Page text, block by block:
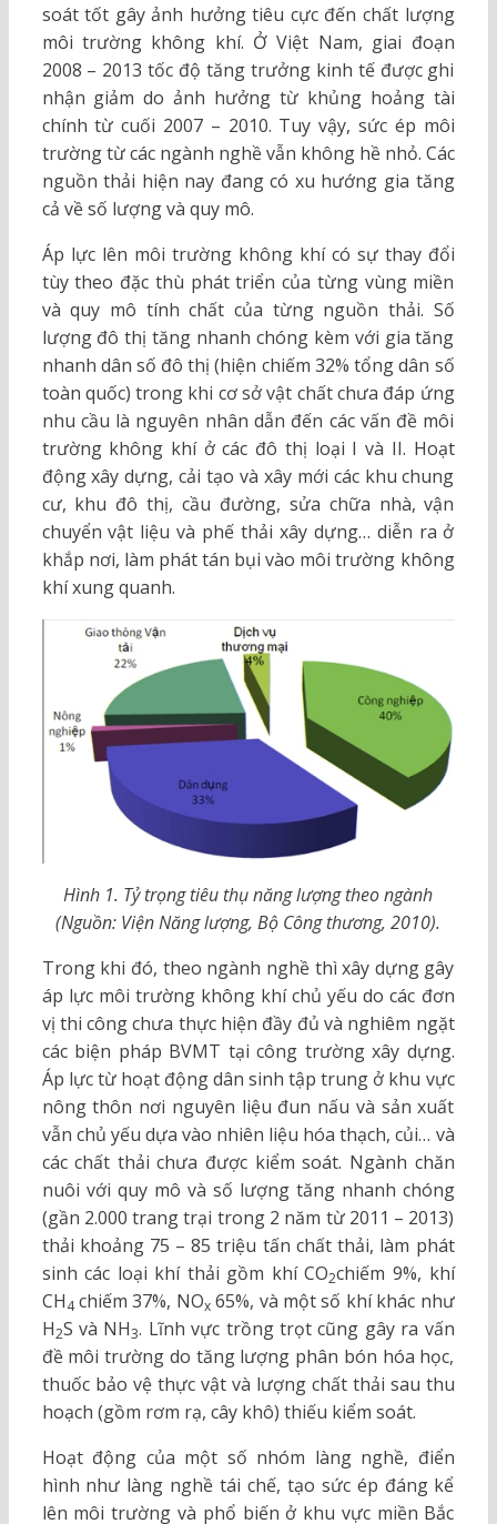
soát tốt gây ảnh hưởng tiêu cực đến chất lượng
môi trường không khí. Ở Việt Nam, giai đoạn
2008 – 2013 tốc độ tăng trưởng kinh tế được ghi
nhận giảm do ảnh hưởng từ khủng hoảng tài
chính từ cuối 2007 – 2010. Tuy vậy, sức ép môi
trường từ các ngành nghề vẫn không hề nhỏ. Các
nguồn thải hiện nay đang có xu hướng gia tăng
cả về số lượng và quy mô.
Áp lực lên môi trường không khí có sự thay đổi
tùy theo đặc thù phát triển của từng vùng miền
và quy mô tính chất của từng nguồn thải. Số
lượng đô thị tăng nhanh chóng kèm với gia tăng
nhanh dân số đô thị (hiện chiếm 32% tổng dân số
toàn quốc) trong khi cơ sở vật chất chưa đáp ứng
nhu cầu là nguyên nhân dẫn đến các vấn đề môi
trường không khí ở các đô thị loại I và II. Hoạt
động xây dựng, cải tạo và xây mới các khu chung
cư, khu đô thị, cầu đường, sửa chữa nhà, vận
chuyển vật liệu và phế thải xây dựng… diễn ra ở
khắp nơi, làm phát tán bụi vào môi trường không
khí xung quanh.
Hình 1. Tỷ trọng tiêu thụ năng lượng theo ngành
(Nguồn: Viện Năng lượng, Bộ Công thương, 2010).
Trong khi đó, theo ngành nghề thì xây dựng gây
áp lực môi trường không khí chủ yếu do các đơn
vị thi công chưa thực hiện đầy đủ và nghiêm ngặt
các biện pháp BVMT tại công trường xây dựng.
Áp lực từ hoạt động dân sinh tập trung ở khu vực
nông thôn nơi nguyên liệu đun nấu và sản xuất
vẫn chủ yếu dựa vào nhiên liệu hóa thạch, củi… và
các chất thải chưa được kiểm soát. Ngành chăn
nuôi với quy mô và số lượng tăng nhanh chóng
(gần 2.000 trang trại trong 2 năm từ 2011 – 2013)
thải khoảng 75 – 85 triệu tấn chất thải, làm phát
sinh các loại khí thải gồm khí CO2chiếm 9%, khí
CH4 chiếm 37%, NOx65%, và một số khí khác như
H2S và NH3. Lĩnh vực trồng trọt cũng gây ra vấn
đề môi trường do tăng lượng phân bón hóa học,
thuốc bảo vệ thực vật và lượng chất thải sau thu
hoạch (gồm rơm rạ, cây khô) thiếu kiểm soát.
Hoạt động của một số nhóm làng nghề, điển
hình như làng nghề tái chế, tạo sức ép đáng kể
lên môi trường và phổ biến ở khu vực miền Bắc